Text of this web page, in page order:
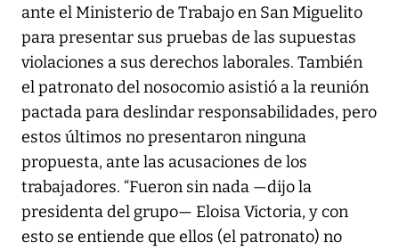
ante el Ministerio de Trabajo en San Miguelito
para presentar sus pruebas de las supuestas
violaciones a sus derechos laborales. También
el patronato del nosocomio asistió a la reunión
pactada para deslindar responsabilidades, pero
estos últimos no presentaron ninguna
propuesta, ante las acusaciones de los
trabajadores. “Fueron sin nada —dijo la
presidenta del grupo— Eloisa Victoria, y con
esto se entiende que ellos (el patronato) no